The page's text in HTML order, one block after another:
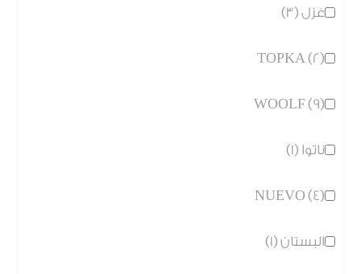
غزل (3)
TOPKA (2)
WOOLF (9)
ناتوا (1)
NUEVO (4)
البستان (1)